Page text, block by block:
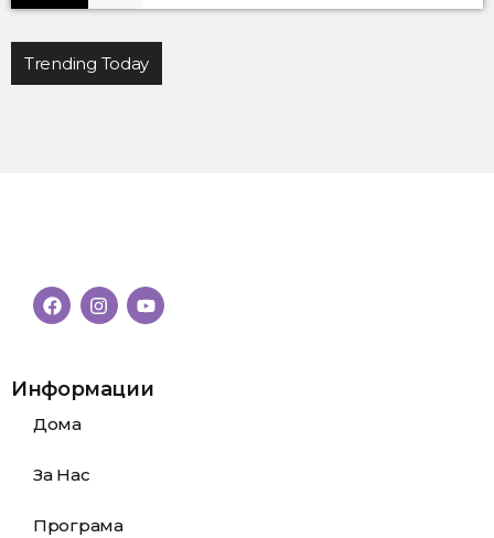
Trending Today
Информации
Дома
За Нас
Програма